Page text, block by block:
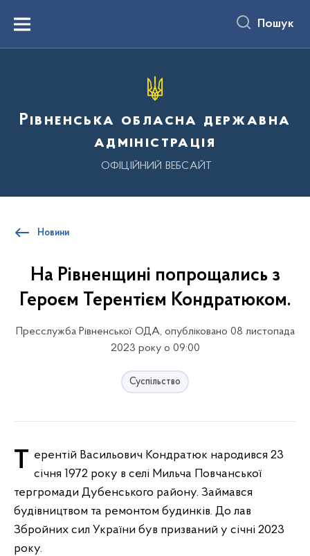
вмістуMenu Пошук
Рівненська обласна державна
адміністрація
ОФІЦІЙНИЙ ВЕБСАЙТ
Новини
На Рівненщині попрощались з
Героєм Терентієм Кондратюком.
Пресслужба Рівненської ОДА, опубліковано 08 листопада
2023 року о 09:00
Суспільство
Терентій Васильович Кондратюк народився 23 січня 1972 року в селі Мильча Повчанської
тергромади Дубенського району. Займався
будівництвом та ремонтом будинків. До лав
Збройних сил України був призваний у січні 2023
року.